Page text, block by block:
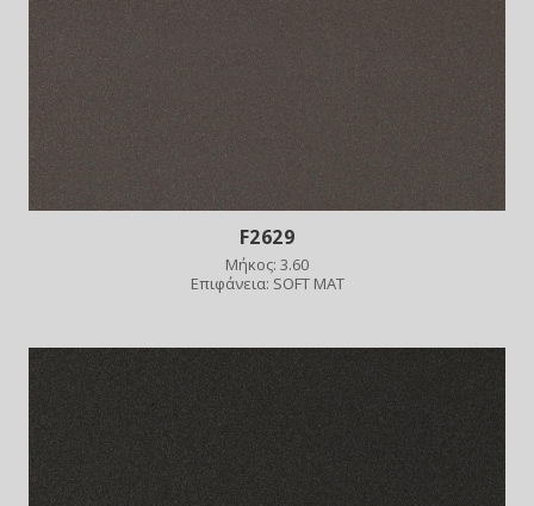
F2629
Μήκος: 3.60
Επιφάνεια: SOFT MAT